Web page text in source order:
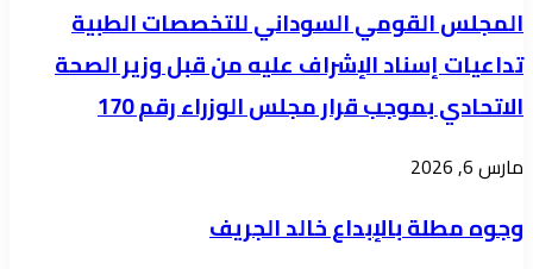
شمال
دارفور
الفاشر
متابعات
نيوز
المجلس القومي السوداني للتخصصات الطبية
تداعيات إسناد الإشراف عليه من قبل وزير الصحة
الاتحادي بموجب قرار مجلس الوزراء رقم 170
مارس 6, 2026
وجوه مطلة بالإبداع خالد الجريف